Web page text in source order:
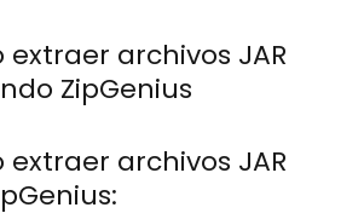
extraer archivos JAR
ZipGenius
extraer archivos JAR